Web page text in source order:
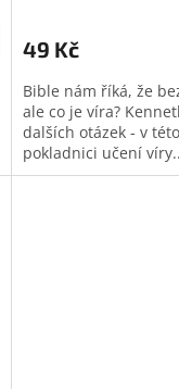
49 Kč
Bible nám říká, že
ale co je víra?
dalších otázek - v
pokladnici učení